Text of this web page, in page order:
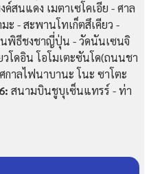
ค์สนแดง เมตาเซโคเอีย - ศาล
ะ - สะพานโทเก็ตสึเคียว -
นพิธีชงชาญี่ปุ่น - วัดนันเซนจิ
วโดอิน โอโมเตะซันโด(ถนนชา
กาลไฟนาบานะ โนะ ซาโตะ
สนามบินชูบุเซ็นแทรร์ - ท่า